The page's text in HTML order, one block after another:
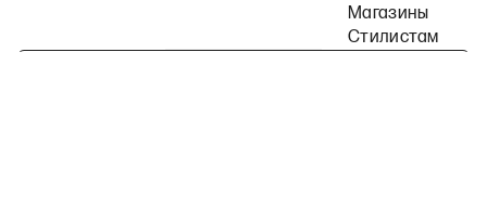
Магазины
Стилистам